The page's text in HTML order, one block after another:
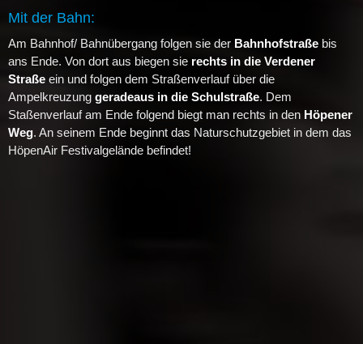
Mit der Bahn:
Am Bahnhof/ Bahnübergang folgen sie der Bahnhofstraße bis
ans Ende. Von dort aus biegen sie rechts in die Verdener
Straße ein und folgen dem Straßenverlauf über die
Ampelkreuzung geradeaus in die Schulstraße. Dem
Staßenverlauf am Ende folgend biegt man rechts in den Höpener
Weg. An seinem Ende beginnt das Naturschutzgebiet in dem das
HöpenAir Festivalgelände befindet!